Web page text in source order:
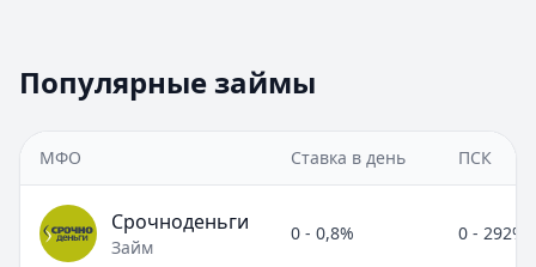
Популярные займы
МФО Ставка в день ПСК
Срочноденьги
Займ
0 - 0,8% 0 - 292%